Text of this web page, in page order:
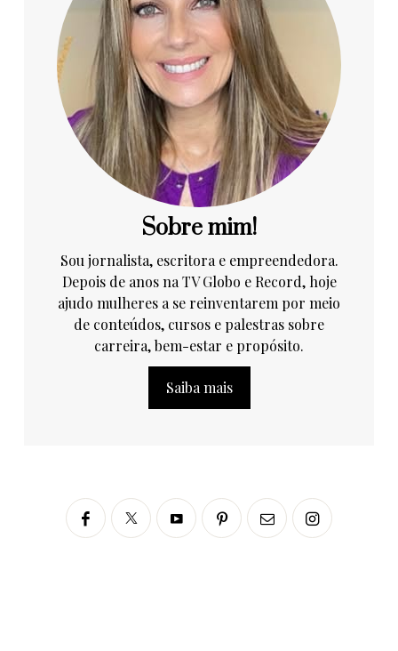
Sobre mim!
Sou jornalista, escritora e empreendedora.
Depois de anos na TV Globo e Record, hoje
ajudo mulheres a se reinventarem por meio
de conteúdos, cursos e palestras sobre
carreira, bem-estar e propósito.
Saiba mais